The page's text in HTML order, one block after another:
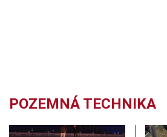
POZEMNÁ TECHNIKA